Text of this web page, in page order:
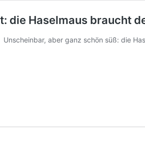
die Haselmaus braucht
Unscheinbar, aber ganz schön süß: die